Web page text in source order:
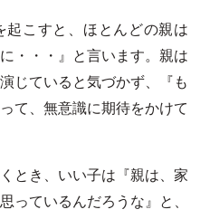
こすと、ほとんどの親は
・・・』と言います。親は
じていると気づかず、『も
て、無意識に期待をかけて
とき、いい子は『親は、家
っているんだろうな』と、